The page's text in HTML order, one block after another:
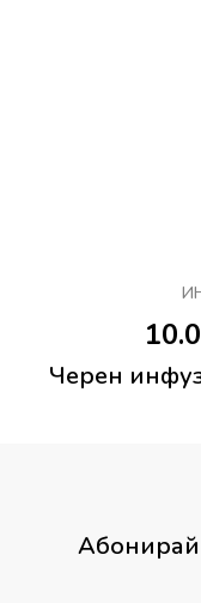
Черен
Абонирай